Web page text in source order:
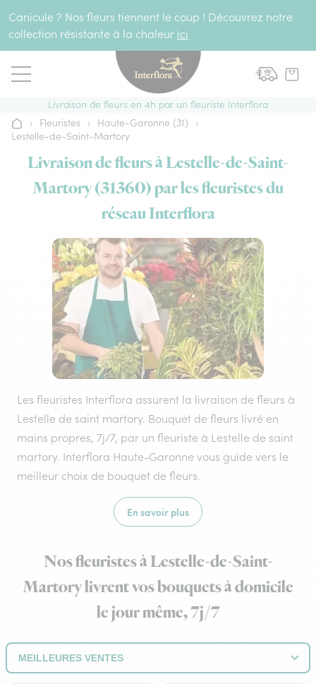
Canicule ? Nos fleurs tiennent le coup ! Découvrez notre
collection résistante à la chaleur ici
Livraison de fleurs en 4h par un fleuriste Interflora
Accueil
› Fleuristes › Haute-Garonne (31)
›
Lestelle-de-Saint-Martory
Livraison de fleurs à Lestelle-de-Saint-
Martory (31360) par les fleuristes du
réseau Interflora
Les fleuristes Interflora assurent la livraison de fleurs à
Lestelle de saint martory. Bouquet de fleurs livré en
mains propres, 7j/7, par un fleuriste à Lestelle de saint
martory. Interflora Haute-Garonne vous guide vers le
meilleur choix de bouquet de fleurs.
En savoir plus
Nos fleuristes à Lestelle-de-Saint-
Martory livrent vos bouquets à domicile
le jour même, 7j/7